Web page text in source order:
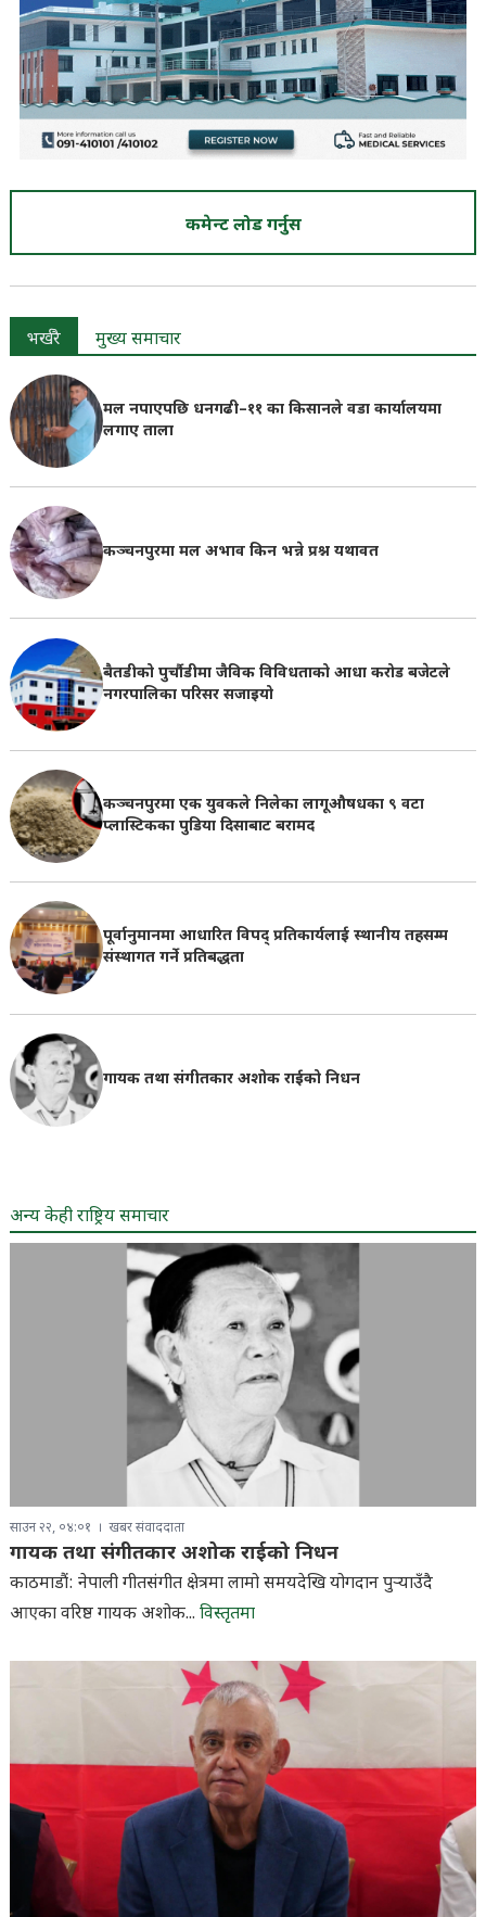
कमेन्ट लोड गर्नुस
भर्खरै मुख्य समाचार
मल नपाएपछि धनगढी–११ का किसानले वडा कार्यालयमा
लगाए ताला
कञ्चनपुरमा मल अभाव किन भन्ने प्रश्न यथावत
बैतडीको पुर्चौडीमा जैविक विविधताको आधा करोड बजेटले
नगरपालिका परिसर सजाइयो
कञ्चनपुरमा एक युवकले निलेका लागूऔषधका ९ वटा
प्लास्टिकका पुडिया दिसाबाट बरामद
पूर्वानुमानमा आधारित विपद् प्रतिकार्यलाई स्थानीय तहसम्म
संस्थागत गर्ने प्रतिबद्धता
गायक तथा संगीतकार अशोक राईको निधन
अन्य केही राष्ट्रिय समाचार
साउन २२, ०४:०१ खबर संवाददाता
गायक तथा संगीतकार अशोक राईको निधन
काठमाडौं: नेपाली गीतसंगीत क्षेत्रमा लामो समयदेखि योगदान पुर्‍याउँदै
आएका वरिष्ठ गायक अशोक... विस्तृतमा